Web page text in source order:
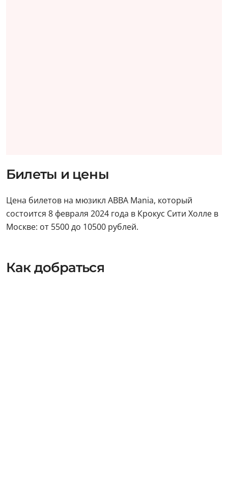
Билеты и цены
Цена билетов на мюзикл ABBA Mania, который
состоится 8 февраля 2024 года в Крокус Сити Холле в
Москве: от 5500 до 10500 рублей.
Как добраться